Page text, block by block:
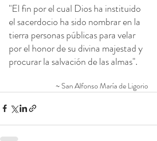
"El fin por el cual Dios ha instituido
el sacerdocio ha sido nombrar en la
tierra personas públicas para velar
por el honor de su divina majestad y
procurar la salvación de las almas".
~ San Alfonso María de Ligorio